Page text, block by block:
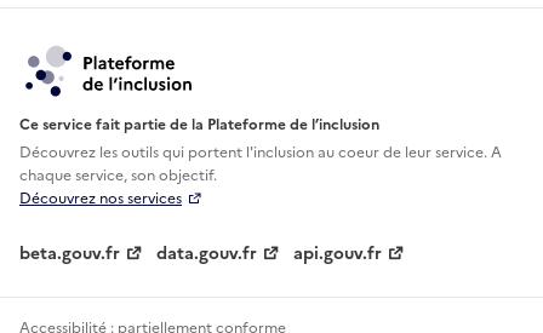
Ce service fait partie de la Plateforme de l’inclusion
Découvrez les outils qui portent l'inclusion aucoeur de leur service. A
chaque service, son objectif.
Découvrez nos services
beta.gouv.fr data.gouv.fr api.gouv.fr
Accessibilité : partiellement conforme